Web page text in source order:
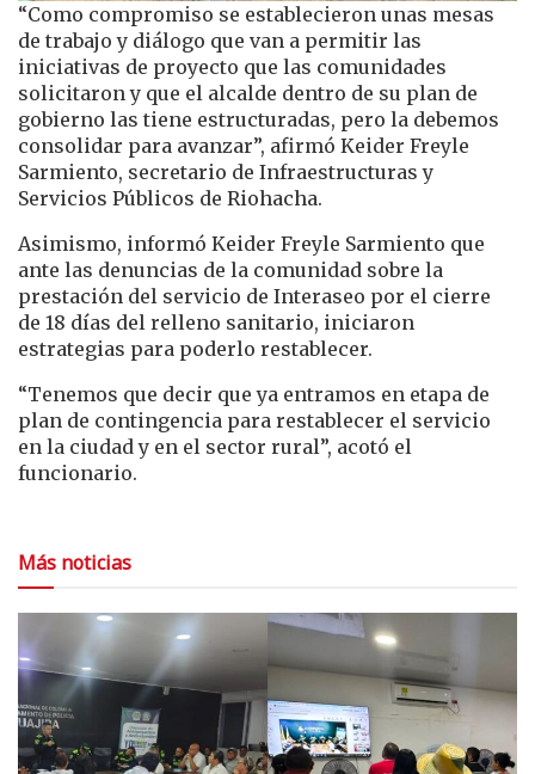
“Como compromiso se establecieron unas mesas
de trabajo y diálogo que van a permitir las
iniciativas de proyecto que las comunidades
solicitaron y que el alcalde dentro de su plan de
gobierno las tiene estructuradas, pero la debemos
consolidar para avanzar”, afirmó Keider Freyle
Sarmiento, secretario de Infraestructuras y
Servicios Públicos de Riohacha.
Asimismo, informó Keider Freyle Sarmiento que
ante las denuncias de la comunidad sobre la
prestación del servicio de Interaseo por el cierre
de 18 días del relleno sanitario, iniciaron
estrategias para poderlo restablecer.
“Tenemos que decir que ya entramos en etapa de
plan de contingencia para restablecer el servicio
en la ciudad y en el sector rural”, acotó el
funcionario.
Más noticias